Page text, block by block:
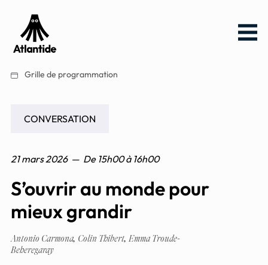
Aller
au
menu
Aller au
contenu
Menu
Grille de programmation
CONVERSATION
21 mars 2026 — De 15h00 à 16h00
S’ouvrir au monde pour
mieux grandir
Antonio Carmona, Colin Thibert, Emma Troude-
Beheregaray